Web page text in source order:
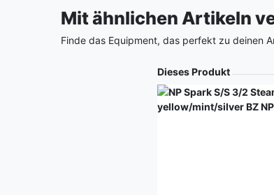
Mit ähnlichen Artikeln
Finde das Equipment, das perfekt zu deinen
Dieses Produkt